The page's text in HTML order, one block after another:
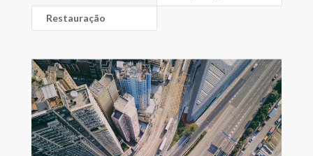
Restauração